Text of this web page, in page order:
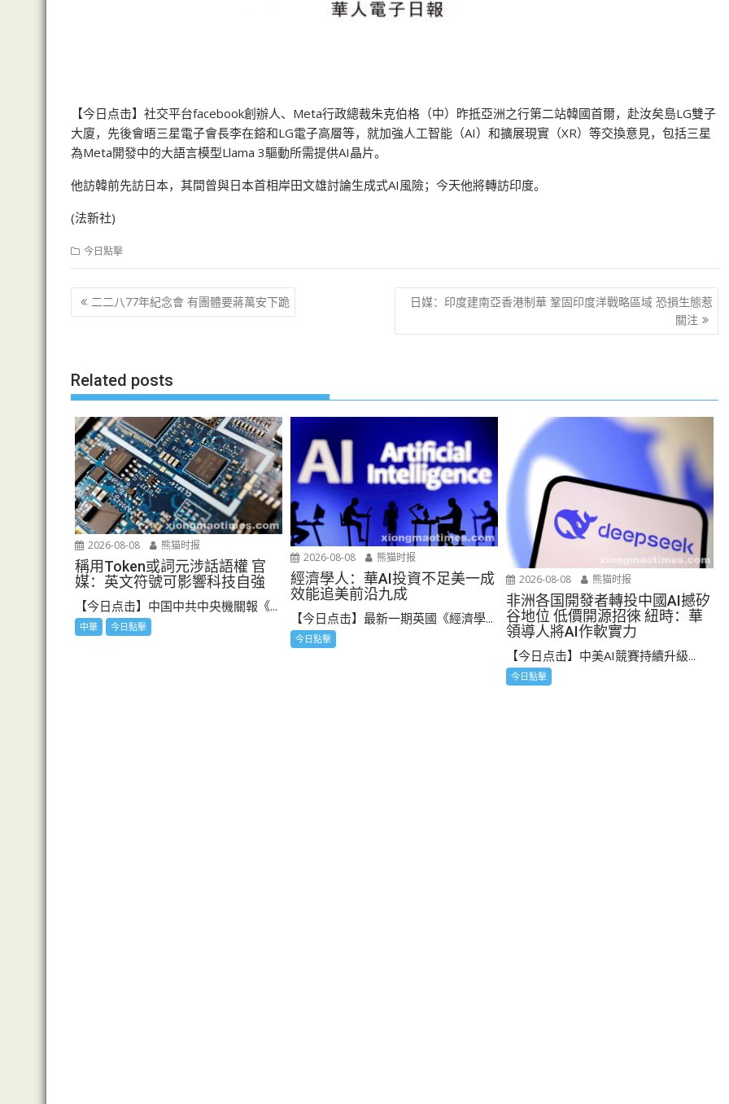
【今日点击】社交平台facebook創辦人、Meta行政總裁朱克伯格（中）昨抵亞洲之行第二站韓國首爾，赴汝矣島LG雙子
大廈，先後會晤三星電子會長李在鎔和LG電子高層等，就加強人工智能（AI）和擴展現實（XR）等交換意見，包括三星
為Meta開發中的大語言模型Llama 3驅動所需提供AI晶片。
他訪韓前先訪日本，其間曾與日本首相岸田文雄討論生成式AI風險；今天他將轉訪印度。
(法新社)
今日點擊
文
章
二二八77年紀念會 有團體要蔣萬安下跪
日媒：印度建南亞香港制華 鞏固印度洋戰略區域 恐損生態惹
關注
Related posts
2026-08-08 熊猫时报
稱用Token或詞元涉話語權 官
媒：英文符號可影響科技自強
【今日点击】中国中共中央機關報《...
中華 今日點擊
2026-08-08 熊猫时报
經濟學人：華AI投資不足美一成
效能追美前沿九成
【今日点击】最新一期英國《經濟學...
今日點擊
2026-08-08 熊猫时报
非洲各国開發者轉投中國AI撼矽
谷地位 低價開源招徠 紐時：華
領導人將AI作軟實力
【今日点击】中美AI競賽持續升級...
今日點擊